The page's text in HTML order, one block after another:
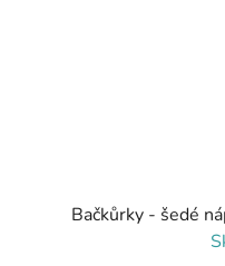
Bačkůrky - šedé